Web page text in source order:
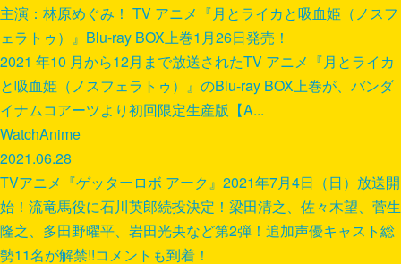
主演：林原めぐみ！ TV アニメ『月とライカと吸血姫（ノスフ
ェラトゥ）』Blu-ray BOX上巻1月26日発売！
2021 年10 月から12月まで放送されたTV アニメ『月とライカ
と吸血姫（ノスフェラトゥ）』のBlu-ray BOX上巻が、バンダ
イナムコアーツより初回限定生産版【A...
WatchAnime
2021.06.28
TVアニメ『ゲッターロボ アーク』2021年7月4日（日）放送開
始！流竜馬役に石川英郎続投決定！梁田清之、佐々木望、菅生
隆之、多田野曜平、岩田光央など第2弾！追加声優キャスト総
勢11名が解禁!!コメントも到着！